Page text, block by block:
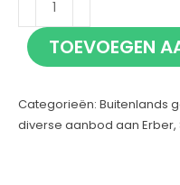
Tiroler
Schnaps
50cl
aantal
TOEVOEGEN
Categorieën: Buitenlands
diverse aanbod aan Erber,